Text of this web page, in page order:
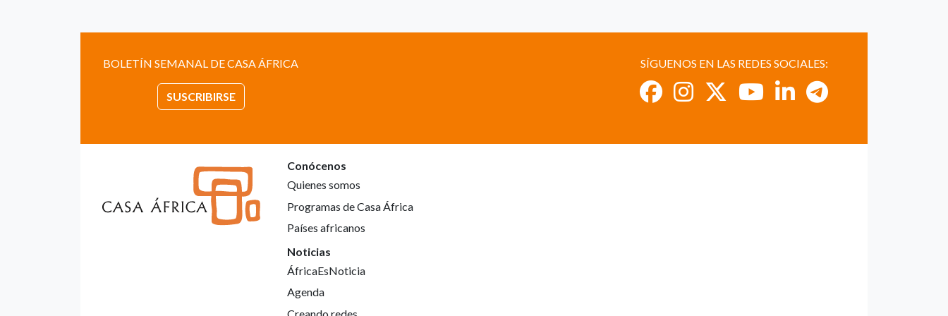
BOLETÍN SEMANAL DE CASA ÁFRICA
SUSCRIBIRSE
SÍGUENOS EN LAS REDES SOCIALES:
Conócenos
Quienes somos
Programas de Casa África
Países africanos
Noticias
ÁfricaEsNoticia
Agenda
Creando redes